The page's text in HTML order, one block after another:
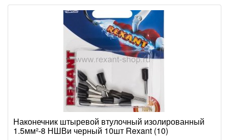
Наконечник штыревой втулочный изолированный
1.5мм²-8 НШВи черный 10шт Rexant (10)